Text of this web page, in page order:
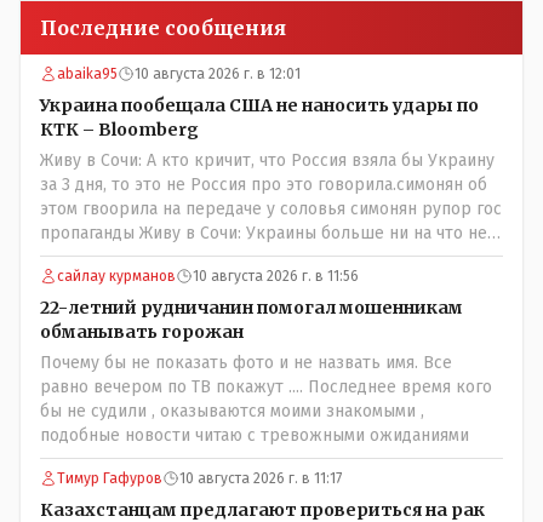
Последние сообщения
abaika95 10 августа 2026 г. в 12:01
Украина пообещала США не наносить удары по
КТК – Bloomberg
Живу в Сочи: А кто кричит, что Россия взяла бы Украину
за 3 дня, то это не Россия про это говорила.симонян об
этом гвоорила на передаче у соловья симонян рупор гос
пропаганды Живу в Сочи: Украины больше ни на что не
хватает, кроме как бить беспилотниками,а зачем что-то
выдумывать если это средство действенно? россия вон
орешникам по какимто сараям и гаражам бьет тратя
млрды (точнее скрывая что тратит сама разворовывает)
украина копеешными дронами которыми дети могут
управлять устраивает сафари на штурмовиков вс рф от
чего очень жутко дроны китацы за копееки соберут
хоть миллион а где мужиков взять в русских селениях
сайлау курманов 10 августа 2026 г. в 11:56
22-летний рудничанин помогал мошенникам
обманывать горожан
Почему бы не показать фото и не назвать имя. Все
равно вечером по ТВ покажут .... Последнее время кого
бы не судили , оказываются моими знакомыми ,
подобные новости читаю с тревожными ожиданиями
Тимур Гафуров 10 августа 2026 г. в 11:17
Казахстанцам предлагают провериться на рак